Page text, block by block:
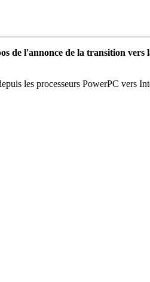
de l'annonce de la transition vers
les processeurs PowerPC vers